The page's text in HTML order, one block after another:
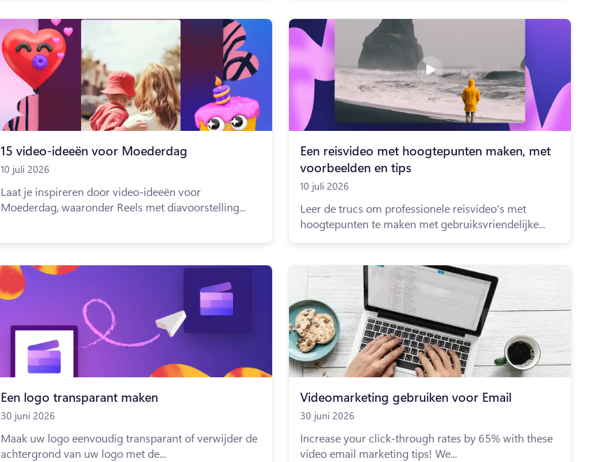
15 video-ideeën voor Moederdag
10 juli 2026
Laat je inspireren door video-ideeën voor
Moederdag, waaronder Reels met diavoorstelling...
Een reisvideo met hoogtepunten maken, met
voorbeelden en tips
10 juli 2026
Leer de trucs om professionele reisvideo's met
hoogtepunten te maken met gebruiksvriendelijke...
Een logo transparant maken
30 juni 2026
Maak uw logo eenvoudig transparant of verwijder de
achtergrond van uw logo met de...
Videomarketing gebruiken voor Email
30 juni 2026
Increase your click-through rates by 65% with these
video email marketing tips! We...